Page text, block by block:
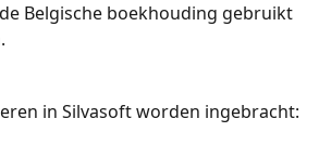
Belgische boekhouding gebruikt
in Silvasoft worden ingebracht: